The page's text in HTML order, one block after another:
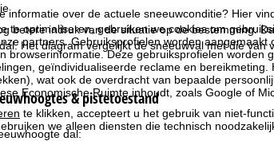
te optimaliseren, gebruiken we cookies om
partners. Gebruiksprofielen worden aangemaakt
browserinformatie. Deze gebruiksprofielen worden
geïndividualiseerde reclame en
wat ook de overdracht van bepaalde
Economische Ruimte inhoudt, zoals Google of
te klikken, accepteert u het gebruik van niet-
we alleen diensten die technisch
informatie over de actuele sneeuwconditie? Hier
betere indruk van de situatie op de bestemming.
Het diagram vergelijkt de sneeuwval met die van
& pistetoestand
dal: